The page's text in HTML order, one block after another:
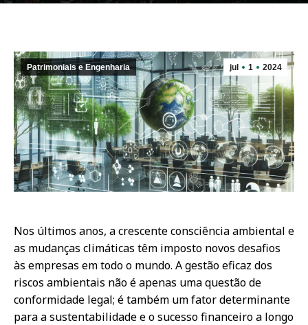
jul 1 2024
Patrimoniais e Engenharia
Nos últimos anos, a crescente consciência ambiental e
as mudanças climáticas têm imposto novos desafios
às empresas em todo o mundo. A gestão eficaz dos
riscos ambientais não é apenas uma questão de
conformidade legal; é também um fator determinante
para a sustentabilidade e o sucesso financeiro a longo